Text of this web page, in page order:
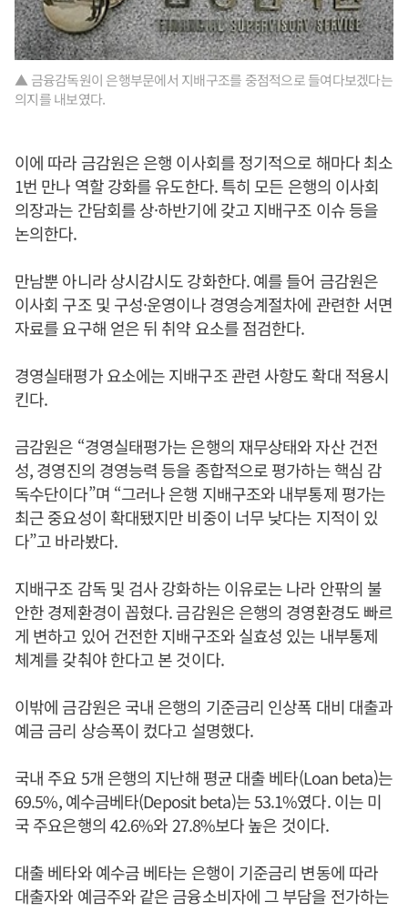
▲ 금융감독원이 은행부문에서 지배구조를 중점적으로 들여다보겠다는
의지를 내보였다.
이에 따라 금감원은 은행 이사회를 정기적으로 해마다 최소
1번 만나 역할 강화를 유도한다. 특히 모든 은행의 이사회
의장과는 간담회를 상·하반기에 갖고 지배구조 이슈 등을
논의한다.
만남뿐 아니라 상시감시도 강화한다. 예를 들어 금감원은
이사회 구조 및 구성·운영이나 경영승계절차에 관련한 서면
자료를 요구해 얻은 뒤 취약 요소를 점검한다.
경영실태평가 요소에는 지배구조 관련 사항도 확대 적용시
킨다.
금감원은 “경영실태평가는 은행의 재무상태와 자산 건전
성, 경영진의 경영능력 등을 종합적으로 평가하는 핵심 감
독수단이다”며 “그러나 은행 지배구조와 내부통제 평가는
최근 중요성이 확대됐지만 비중이 너무 낮다는 지적이 있
다”고 바라봤다.
지배구조 감독 및 검사 강화하는 이유로는 나라 안팎의 불
안한 경제환경이 꼽혔다. 금감원은 은행의 경영환경도 빠르
게 변하고 있어 건전한 지배구조와 실효성 있는 내부통제
체계를 갖춰야 한다고 본 것이다.
이밖에 금감원은 국내 은행의 기준금리 인상폭 대비 대출과
예금 금리 상승폭이 컸다고 설명했다.
국내 주요 5개 은행의 지난해 평균 대출 베타(Loan beta)는
69.5%, 예수금베타(Deposit beta)는 53.1%였다. 이는 미
국 주요은행의 42.6%와 27.8%보다 높은 것이다.
대출 베타와 예수금 베타는 은행이 기준금리 변동에 따라
대출자와 예금주와 같은 금융소비자에 그 부담을 전가하는